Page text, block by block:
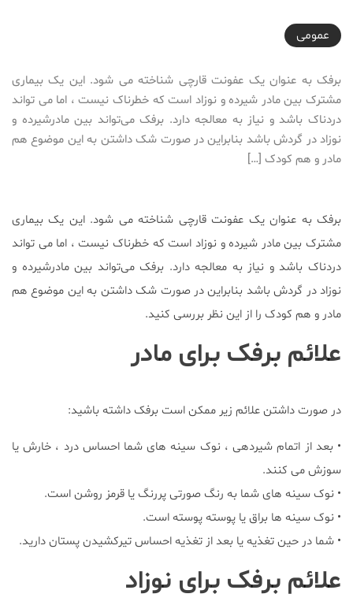
2021-06-25T16:16:50+04:30
عمومی
برفک به عنوان یک عفونت قارچی شناخته می شود. این یک بیماری
مشترک بین مادر شیرده و نوزاد است که خطرناک نیست ، اما می تواند
دردناک باشد و نیاز به معالجه دارد. برفک می‌تواند بین مادرشیرده و
نوزاد در گردش باشد بنابراین در صورت شک داشتن به این موضوع هم
مادر و هم کودک […]
برفک به عنوان یک عفونت قارچی شناخته می شود. این یک بیماری
مشترک بین مادر شیرده و نوزاد است که خطرناک نیست ، اما می تواند
دردناک باشد و نیاز به معالجه دارد. برفک می‌تواند بین مادرشیرده و
نوزاد در گردش باشد بنابراین در صورت شک داشتن به این موضوع هم
مادر و هم کودک را از این نظر بررسی کنید.
علائم برفک برای مادر
در صورت داشتن علائم زیر ممکن است برفک داشته باشید:
• بعد از اتمام شیردهی ، نوک سینه های شما احساس درد ، خارش یا
سوزش می کنند.
• نوک سینه های شما به رنگ صورتی پررنگ یا قرمز روشن است.
• نوک سینه ها براق یا پوسته پوسته است.
• شما در حین تغذیه یا بعد از تغذیه احساس تیرکشیدن پستان دارید.
علائم برفک برای نوزاد